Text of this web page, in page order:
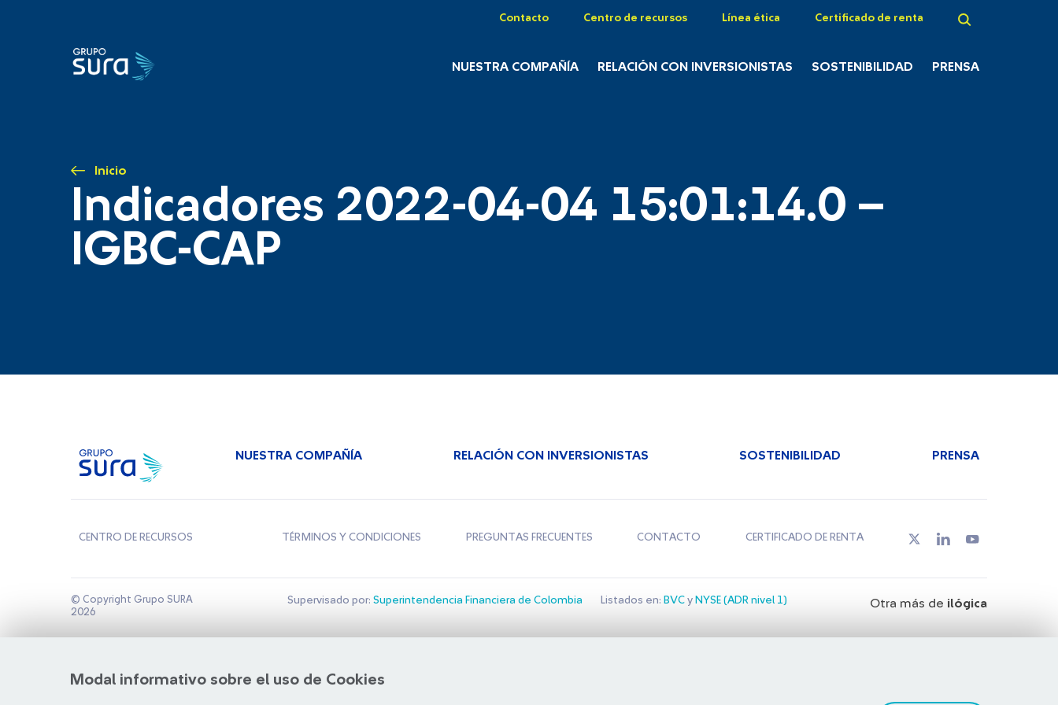
Contacto Centro de recursos Línea ética Certificado de renta
NUESTRA COMPAÑÍA RELACIÓN CON INVERSIONISTAS SOSTENIBILIDAD PRENSA
Inicio
Indicadores 2022-04-04 15:01:14.0 –
IGBC-CAP
Modal informativo sobre el uso de Cookies
NUESTRA COMPAÑÍA RELACIÓN CON INVERSIONISTAS SOSTENIBILIDAD PRENSA
CENTRO DE RECURSOS TÉRMINOS Y CONDICIONES PREGUNTAS FRECUENTES CONTACTO CERTIFICADO DE RENTA
© Copyright Grupo SURA
2026
Supervisado por: Superintendencia Financiera de Colombia Listados en: BVCy NYSE (ADR nivel 1) Otra más de ilógica